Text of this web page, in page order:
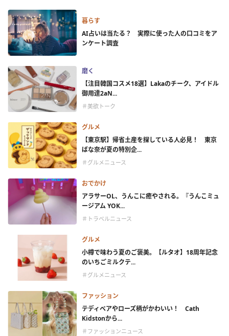
暮らす
AI占いは当たる？ 実際に使った人の口コミをア
ンケート調査
磨く
【注目韓国コスメ18選】Lakaのチーク、アイドル
御用達2aN...
＃美欲トーク
グルメ
【東京駅】帰省土産を探している人必見！ 東京
ばな奈が夏の特別企...
＃グルメニュース
おでかけ
アラサーOL、うんこに癒やされる。『うんこミュ
ージアム YOK...
＃トラベルニュース
グルメ
小樽で味わう夏のご褒美。【ルタオ】18周年記念
のいちごミルクテ...
＃グルメニュース
ファッション
テディベアやローズ柄がかわいい！ Cath
Kidstonから...
＃ファッションニュース